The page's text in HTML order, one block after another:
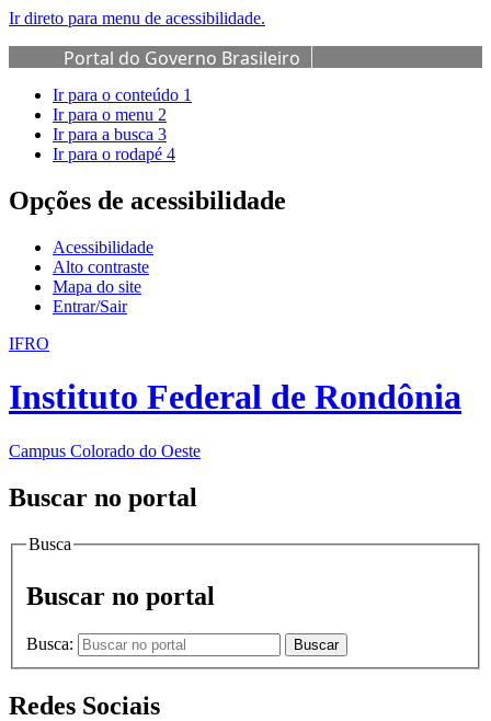
Ir direto para menu de acessibilidade.
Portal do Governo Brasileiro
Ir para o conteúdo 1
Ir para o menu 2
Ir para a busca 3
Ir para o rodapé 4
Opções de acessibilidade
Acessibilidade
Alto contraste
Mapa do site
Entrar/Sair
IFRO
Instituto Federal de Rondônia
Campus Colorado do Oeste
Buscar no portal
Busca
Buscar no portal
Busca: Buscar
Redes Sociais